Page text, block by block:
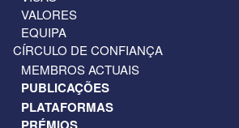
VALORES
EQUIPA
CÍRCULO DE CONFIANÇA
MEMBROS ACTUAIS
PUBLICAÇÕES
PLATAFORMAS